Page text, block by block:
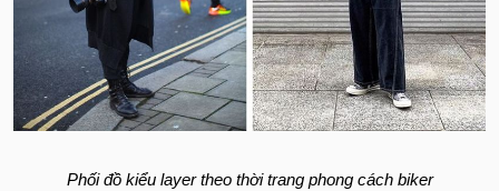
Phối đồ kiểu layer theo thời trang phong cách biker